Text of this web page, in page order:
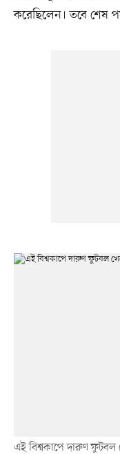
করেছিলেন। তবে শেষ
এই বিশ্বকাপে দারুণ